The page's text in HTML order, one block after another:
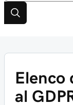
Elenco
al